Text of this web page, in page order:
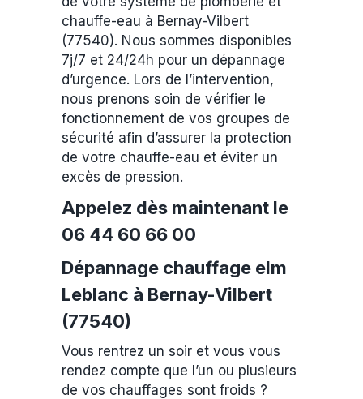
chauffe-eau à Bernay-Vilbert
(77540). Nous sommes disponibles
7j/7 et 24/24h pour un dépannage
d’urgence. Lors de l’intervention,
nous prenons soin de vérifier le
fonctionnement de vos groupes de
sécurité afin d’assurer la protection
de votre chauffe-eau et éviter un
excès de pression.
Appelez dès maintenant le
06 44 60 66 00
Dépannage chauffage elm
Leblanc à Bernay-Vilbert
(77540)
Vous rentrez un soir et vous vous
rendez compte que l’un ou plusieurs
de vos chauffages sont froids ?